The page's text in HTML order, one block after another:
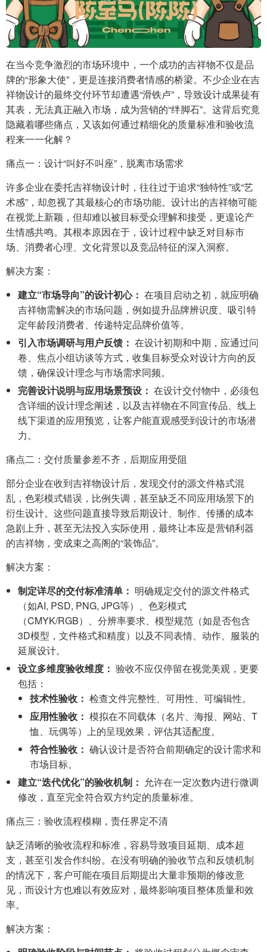
在当今竞争激烈的市场环境中，一个成功的吉祥物不仅是品
牌的“形象大使”，更是连接消费者情感的桥梁。不少企业在吉
祥物设计的最终交付环节却遭遇“滑铁卢”，导致设计成果徒有
其表，无法真正融入市场，成为营销的“绊脚石”。这背后究竟
隐藏着哪些痛点，又该如何通过精细化的质量标准和验收流
程来一一化解？
痛点一：设计“叫好不叫座”，脱离市场需求
许多企业在委托吉祥物设计时，往往过于追求“独特性”或“艺
术感”，却忽视了其最核心的市场功能。设计出的吉祥物可能
在视觉上新颖，但却难以被目标受众理解和接受，更遑论产
生情感共鸣。其根本原因在于，设计过程中缺乏对目标市
场、消费者心理、文化背景以及竞品特征的深入洞察。
解决方案：
建立“市场导向”的设计初心： 在项目启动之初，就应明确
吉祥物需解决的市场问题，例如提升品牌辨识度、吸引特
定年龄段消费者、传递特定品牌价值等。
引入市场调研与用户反馈： 在设计初期和中期，应通过问
卷、焦点小组访谈等方式，收集目标受众对设计方向的反
馈，确保设计理念与市场需求同频。
完善设计说明与应用场景预设： 在设计交付物中，必须包
含详细的设计理念阐述，以及吉祥物在不同宣传品、线上
线下渠道的应用预览，让客户能直观感受到设计的市场潜
力。
痛点二：交付质量参差不齐，后期应用受阻
部分企业在收到吉祥物设计后，发现交付的源文件格式混
乱，色彩模式错误，比例失调，甚至缺乏不同应用场景下的
衍生设计。这些问题直接导致后期设计、制作、传播的成本
急剧上升，甚至无法投入实际使用，最终让本应是营销利器
的吉祥物，变成束之高阁的“装饰品”。
解决方案：
制定详尽的交付标准清单： 明确规定交付的源文件格式
（如AI, PSD, PNG, JPG等）、色彩模式
（CMYK/RGB）、分辨率要求、模型规范（如是否包含
3D模型，文件格式和精度）以及不同表情、动作、服装的
延展设计。
设立多维度验收维度： 验收不应仅停留在视觉美观，更要
包括：
技术性验收： 检查文件完整性、可用性、可编辑性。
应用性验收： 模拟在不同载体（名片、海报、网站、T
恤、玩偶等）上的呈现效果，评估其适配度。
符合性验收： 确认设计是否符合前期确定的设计需求和
市场目标。
建立“迭代优化”的验收机制： 允许在一定次数内进行微调
修改，直至完全符合双方约定的质量标准。
痛点三：验收流程模糊，责任界定不清
缺乏清晰的验收流程和标准，容易导致项目延期、成本超
支，甚至引发合作纠纷。在没有明确的验收节点和反馈机制
的情况下，客户可能在项目后期提出大量非预期的修改意
见，而设计方也难以有效应对，最终影响项目整体质量和效
率。
解决方案：